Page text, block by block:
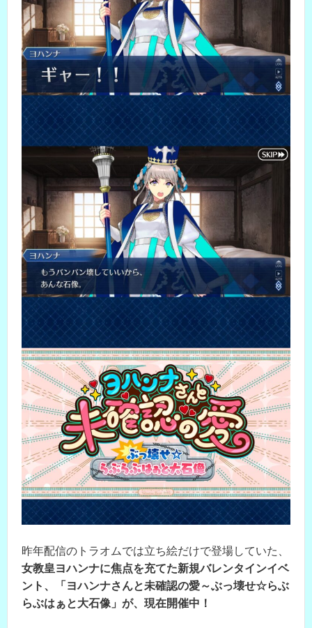
昨年配信のトラオムでは立ち絵だけで登場していた、
女教皇ヨハンナに焦点を充てた新規バレンタインイベ
ント、「ヨハンナさんと未確認の愛～ぶっ壊せ☆らぶ
らぶはぁと大石像」が、現在開催中！